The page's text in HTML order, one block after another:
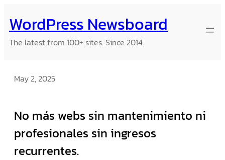
to
content
WordPress Newsboard
The latest from 100+ sites. Since 2014.
May 2, 2025
No más webs sin mantenimiento ni
profesionales sin ingresos
recurrentes.